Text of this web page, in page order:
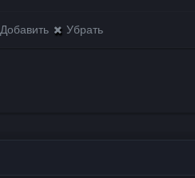
Добавить Убрать